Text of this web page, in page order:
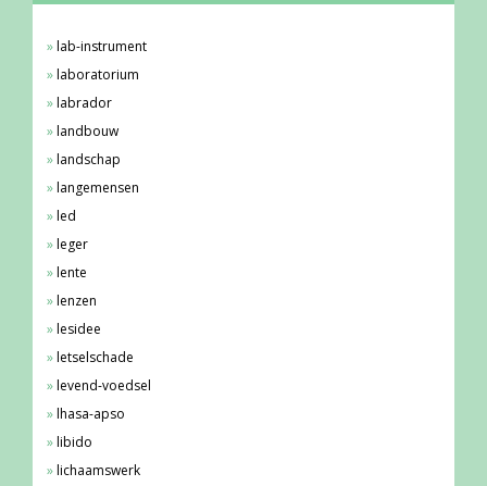
lab-instrument
laboratorium
labrador
landbouw
landschap
langemensen
led
leger
lente
lenzen
lesidee
letselschade
levend-voedsel
lhasa-apso
libido
lichaamswerk